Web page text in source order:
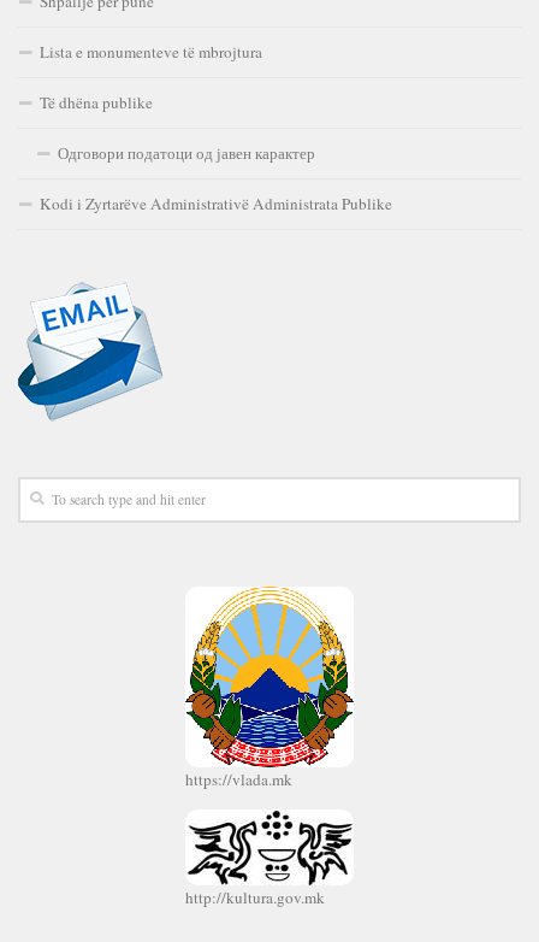
Lista e monumenteve të mbrojtura
Të dhëna publike
Одговори податоци од јавен карактер
Kodi i Zyrtarëve Administrativë Administrata Publike
https://vlada.mk
http://kultura.gov.mk